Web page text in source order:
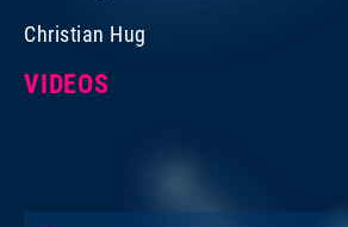
Christian Hug
VIDEOS